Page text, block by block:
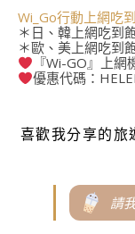
Wi_Go行動上網吃
＊日、韓上網吃到
＊歐、美上網吃到
『Wi-GO』上
優惠代碼：
喜歡我分享的旅
請